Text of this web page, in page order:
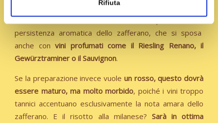
Rifiuta
, purché di buona struttura, reggeranno
molto bene il confronto con la complessità e la
persistenza aromatica dello zafferano, che si sposa
anche con vini profumati come il Riesling Renano, il
Gewürztraminer o il Sauvignon.
Se la preparazione invece vuole un rosso, questo dovrà
essere maturo, ma molto morbido, poiché i vini troppo
tannici accentuano esclusivamente la nota amara dello
zafferano. E il risotto alla milanese? Sarà in ottima